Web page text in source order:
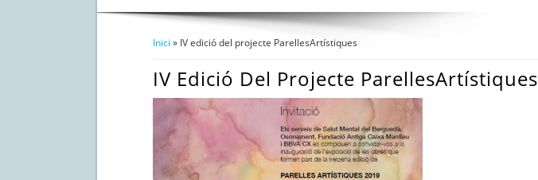
Inici » IV edició del projecte ParellesArtístiques
IV Edició Del Projecte ParellesArtístiques